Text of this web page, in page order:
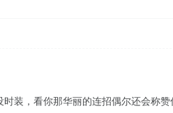
装，看你那华丽的连招偶尔还会称